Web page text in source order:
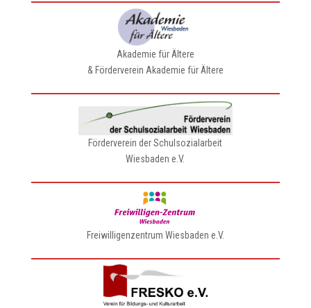
Akademie für Ältere
& Förderverein Akademie für Ältere
Förderverein der Schulsozialarbeit
Wiesbaden e.V.
Freiwilligenzentrum Wiesbaden e.V.